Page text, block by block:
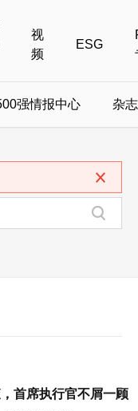
视
频
ESG
强情报中心 杂
首席执行官不屑一顾